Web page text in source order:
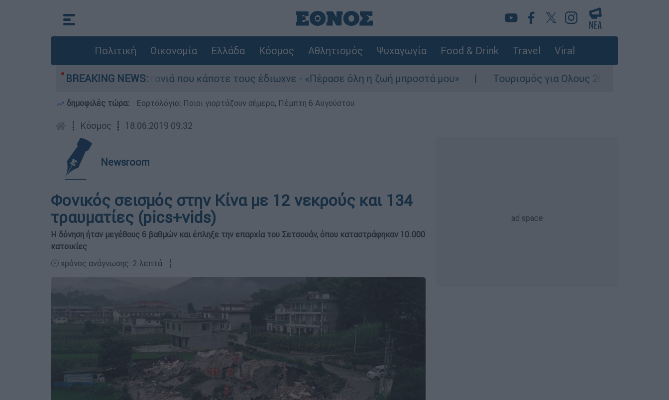
Πολιτική Οικονομία Ελλάδα Κόσμος Αθλητισμός Ψυχαγωγία Food & Drink Travel Viral
BREAKING NEWS:
φωτιά τη γειτονιά που κάποτε τους έδιωχνε - «Πέρασε όλη η ζωή μπροστά μου» Τουρισμός για Ολους 2026-2027: Τα SOS για να
δημοφιλές τώρα: Εορτολόγιο: Ποιοι γιορτάζουν σήμερα, Πέμπτη 6 Αυγούστου
┋ Κόσμος ┋ 18.06.2019 09:32
Newsroom
Φονικός σεισμός στην Κίνα με 12 νεκρούς και 134
τραυματίες (pics+vids)
Η δόνηση ήταν μεγέθους 6 βαθμών και έπληξε την επαρχία του Σετσουάν, όπου καταστράφηκαν 10.000
κατοικίες
🕛 χρόνος ανάγνωσης: 2 λεπτά ┋